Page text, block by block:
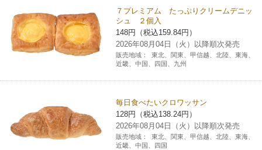
プリペイドカード・金券
ニンテンドー・ダウンロードカード
プリント
チケット
切手・はがき・印紙
各種料金のお支払い
セブンチケット
CNプレイガイド
セブン‐イレブンでお受取り
停電時のサービス停止のお知らせ
会社概要
国内店舗数
セブン＆アイ・ホールディングスの重点課題
サステナビリティ活動基本方針
GREEN CHALLENGE 2050
4VISIONS
加盟店オーナー募集
アルバイト情報 採用情報
店舗検索
ネットショッピング
Language
English (Corporate)
７プレミアム たっぷりクリームデニッ
シュ ２個入
148円（税込159.84円）
2026年08月04日（火）以降順次発売
販売地域：
東北、関東、甲信越、北陸、東海、
近畿、中国、四国、九州
毎日食べたいクロワッサン
128円（税込138.24円）
2026年08月04日（火）以降順次発売
販売地域：
東北、関東、甲信越、北陸、東海、
近畿、中国、四国